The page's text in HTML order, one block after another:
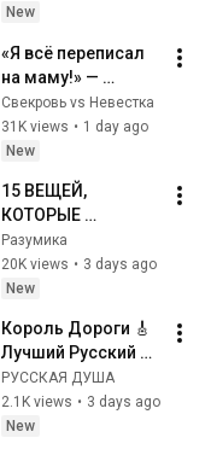
Harvest Farm
New
«Я всё переписал
на маму!» —
смеялся муж. Но
он забыл об одной
важной детали
Свекровь vs Невестка
31K views • 1 day ago
New
15 ВЕЩЕЙ,
КОТОРЫЕ
МУЖЧИНЫ ХОТЯТ
ОТ ЖЕНЩИНЫ
ПОСЛЕ 60–70 ЛЕТ
Лабковский
Разумика
20K views • 3 days ago
New
Король Дороги 🎸
Лучший Русский
Шансон 2026 |
Золотые Хиты для
Души и Дороги
РУССКАЯ ДУША
2.1K views • 3 days ago
New